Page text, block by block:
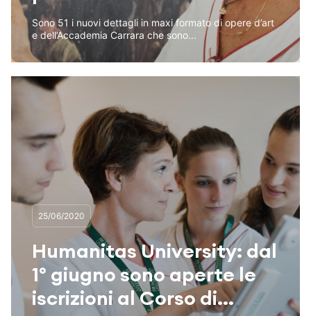
Sono 51 i nuovi dettagli in maxi formato di opere d’art
e dell’Accademia Carrara che sono...
25/06/2020
Humanitas University: dal
1° giugno sono aperte le
iscrizioni al Corso di...